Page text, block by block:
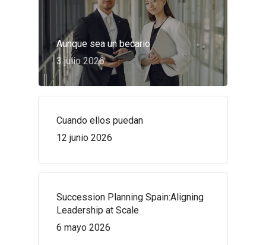
Aunque sea un becario
3 julio 2026
Cuando ellos puedan
12 junio 2026
Succession Planning Spain:Aligning
Leadership at Scale
6 mayo 2026